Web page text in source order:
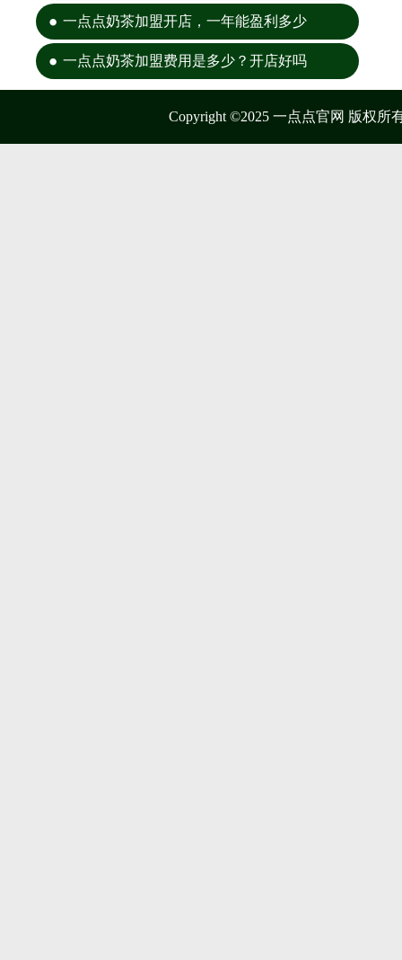
一点点奶茶加盟开店，一年能盈利多少
一点点奶茶加盟费用是多少？开店好吗
Copyright ©2025 一点点官网 版权所